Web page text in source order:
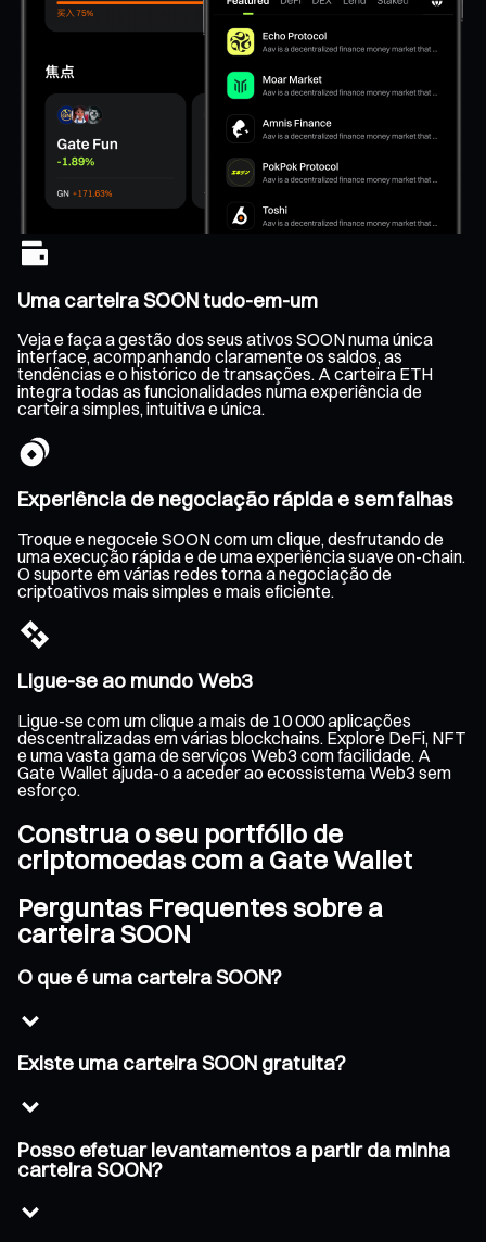
Uma carteira SOON tudo-em-um
Veja e faça a gestão dos seus ativos SOON numa única
interface, acompanhando claramente os saldos, as
tendências e o histórico de transações. A carteira ETH
integra todas as funcionalidades numa experiência de
carteira simples, intuitiva e única.
Experiência de negociação rápida e sem falhas
Troque e negoceie SOON com um clique, desfrutando de
uma execução rápida e de uma experiência suave on-chain.
O suporte em várias redes torna a negociação de
criptoativos mais simples e mais eficiente.
Ligue-se ao mundo Web3
Ligue-se com um clique a mais de 10 000 aplicações
descentralizadas em várias blockchains. Explore DeFi, NFT
e uma vasta gama de serviços Web3 com facilidade. A
Gate Wallet ajuda-o a aceder ao ecossistema Web3 sem
esforço.
Construa o seu portfólio de
criptomoedas com a Gate Wallet
Perguntas Frequentes sobre a
carteira SOON
O que é uma carteira SOON?
Existe uma carteira SOON gratuita?
Posso efetuar levantamentos a partir da minha
carteira SOON?